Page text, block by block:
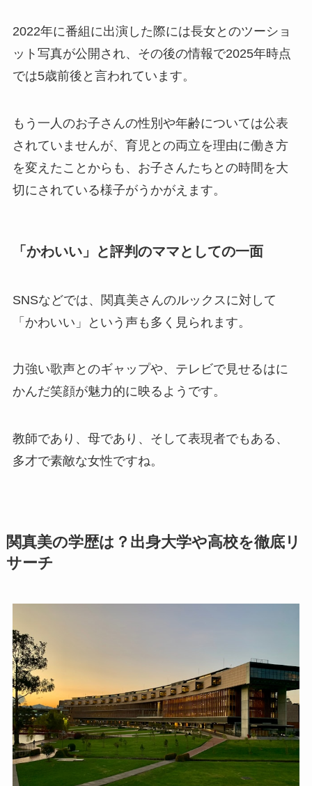
2022年に番組に出演した際には長女とのツーショ
ット写真が公開され、その後の情報で2025年時点
では5歳前後と言われています。
もう一人のお子さんの性別や年齢については公表
されていませんが、育児との両立を理由に働き方
を変えたことからも、お子さんたちとの時間を大
切にされている様子がうかがえます。
「かわいい」と評判のママとしての一面
SNSなどでは、関真美さんのルックスに対して
「かわいい」という声も多く見られます。
力強い歌声とのギャップや、テレビで見せるはに
かんだ笑顔が魅力的に映るようです。
教師であり、母であり、そして表現者でもある、
多才で素敵な女性ですね。
関真美の学歴は？出身大学や高校を徹底リ
サーチ